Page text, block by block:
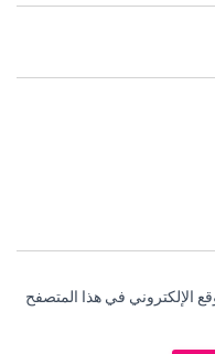
الإلكتروني في هذا المتصفح